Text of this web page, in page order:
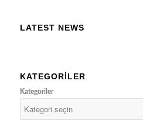
LATEST NEWS
KATEGORILER
Kategoriler